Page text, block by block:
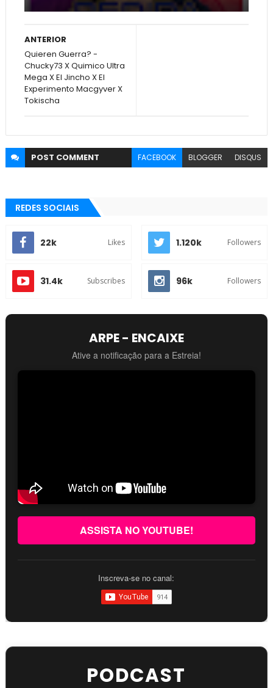
ANTERIOR
Quieren Guerra? -
Chucky73 X Quimico Ultra
Mega X El Jincho X El
Experimento Macgyver X
Tokischa
POST COMMENT FACEBOOK BLOGGER DISQUS
REDES SOCIAIS
22k Likes 1.120k Followers
31.4k Subscribes 96k Followers
ARPE - ENCAIXE
Ative a notificação para a Estreia!
ASSISTA NO YOUTUBE!
Inscreva-se no canal:
PODCAST